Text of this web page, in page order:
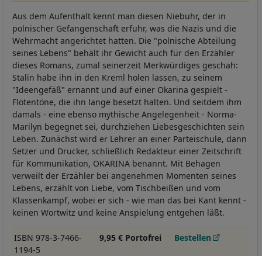
Aus dem Aufenthalt kennt man diesen Niebuhr, der in
polnischer Gefangenschaft erfuhr, was die Nazis und die
Wehrmacht angerichtet hatten. Die "polnische Abteilung
seines Lebens" behält ihr Gewicht auch für den Erzähler
dieses Romans, zumal seinerzeit Merkwürdiges geschah:
Stalin habe ihn in den Kreml holen lassen, zu seinem
"Ideengefäß" ernannt und auf einer Okarina gespielt -
Flötentöne, die ihn lange besetzt halten. Und seitdem ihm
damals - eine ebenso mythische Angelegenheit - Norma-
Marilyn begegnet sei, durchziehen Liebesgeschichten sein
Leben. Zunächst wird er Lehrer an einer Parteischule, dann
Setzer und Drucker, schließlich Redakteur einer Zeitschrift
für Kommunikation, OKARINA benannt. Mit Behagen
verweilt der Erzähler bei angenehmen Momenten seines
Lebens, erzählt von Liebe, vom Tischbeißen und vom
Klassenkampf, wobei er sich - wie man das bei Kant kennt -
keinen Wortwitz und keine Anspielung entgehen läßt.
ISBN 978-3-7466-
1194-5
9,95 € Portofrei Bestellen